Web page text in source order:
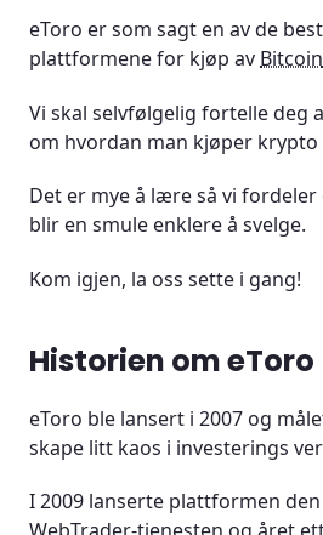
eToro er som sagt en av de
plattformene for kjøp av Bitcoin
Vi skal selvfølgelig fortelle deg
om hvordan man kjøper krypto
Det er mye å lære så vi
blir en smule enklere å svelge.
Kom igjen, la oss sette i gang!
Historien om eToro
eToro ble lansert i 2007 og
skape litt kaos i investerings
I 2009 lanserte plattformen